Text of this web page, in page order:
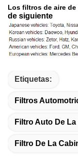
Los filtros de aire de
de siguiente
Etiquetas:
Filtros
Filtro Auto De
Filtro De La